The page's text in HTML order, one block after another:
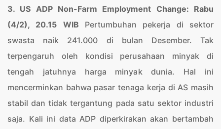
3. US ADP Non-Farm Employment Change: Rabu
(4/2), 20.15 WIB Pertumbuhan pekerja di sektor
swasta naik 241.000 di bulan Desember. Tak
terpengaruh oleh kondisi perusahaan minyak di
tengah jatuhnya harga minyak dunia. Hal ini
mencerminkan bahwa pasar tenaga kerja di AS masih
stabil dan tidak tergantung pada satu sektor industri
saja. Kali ini data ADP diperkirakan akan bertambah